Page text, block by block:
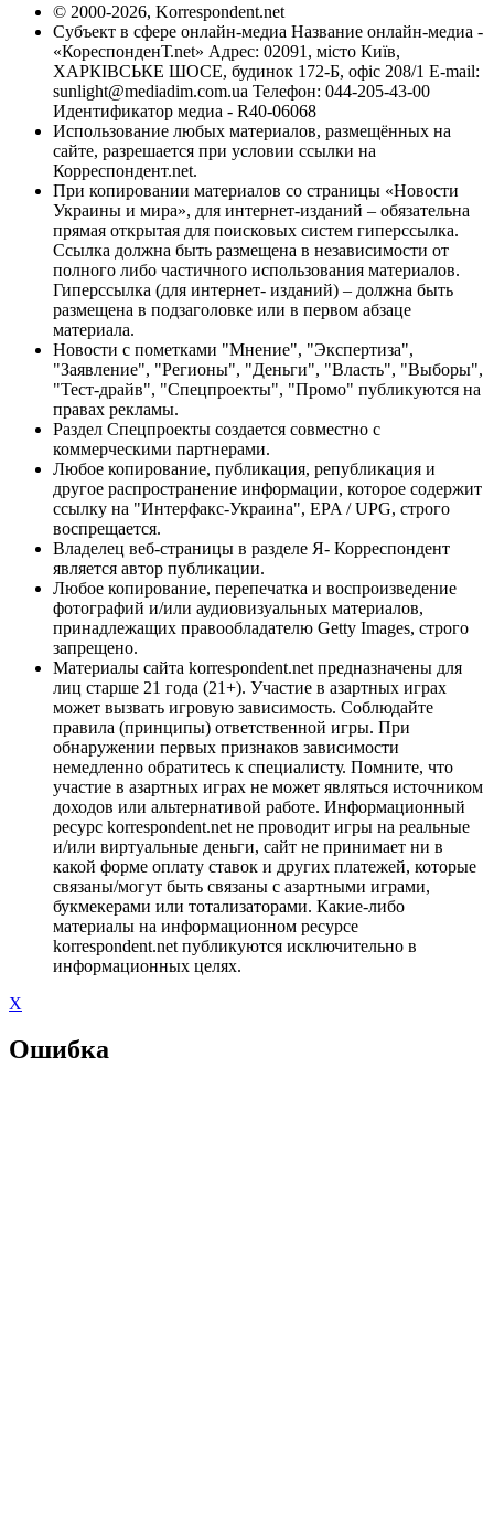
© 2000-2026, Korrespondent.net
Субъект в сфере онлайн-медиа Название онлайн-медиа -
«КореспонденТ.net» Адрес: 02091, місто Київ,
ХАРКІВСЬКЕ ШОСЕ, будинок 172-Б, офіс 208/1 E-mail:
sunlight@mediadim.com.ua Телефон: 044-205-43-00
Идентификатор медиа - R40-06068
Использование любых материалов, размещённых на
сайте, разрешается при условии ссылки на
Корреспондент.net.
При копировании материалов со страницы «Новости
Украины и мира», для интернет-изданий – обязательна
прямая открытая для поисковых систем гиперссылка.
Ссылка должна быть размещена в независимости от
полного либо частичного использования материалов.
Гиперссылка (для интернет- изданий) – должна быть
размещена в подзаголовке или в первом абзаце
материала.
Новости с пометками "Мнение", "Экспертиза",
"Заявление", "Регионы", "Деньги", "Власть", "Выборы",
"Тест-драйв", "Спецпроекты", "Промо" публикуются на
правах рекламы.
Раздел Спецпроекты создается совместно с
коммерческими партнерами.
Любое копирование, публикация, републикация и
другое распространение информации, которое содержит
ссылку на "Интерфакс-Украина", EPA / UPG, строго
воспрещается.
Владелец веб-страницы в разделе Я- Корреспондент
является автор публикации.
Любое копирование, перепечатка и воспроизведение
фотографий и/или аудиовизуальных материалов,
принадлежащих правообладателю Getty Images, строго
запрещено.
Материалы сайта korrespondent.net предназначены для
лиц старше 21 года (21+). Участие в азартных играх
может вызвать игровую зависимость. Соблюдайте
правила (принципы) ответственной игры. При
обнаружении первых признаков зависимости
немедленно обратитесь к специалисту. Помните, что
участие в азартных играх не может являться источником
доходов или альтернативой работе. Информационный
ресурс korrespondent.net не проводит игры на реальные
и/или виртуальные деньги, сайт не принимает ни в
какой форме оплату ставок и других платежей, которые
связаны/могут быть связаны с азартными играми,
букмекерами или тотализаторами. Какие-либо
материалы на информационном ресурсе
korrespondent.net публикуются исключительно в
информационных целях.
X
Ошибка